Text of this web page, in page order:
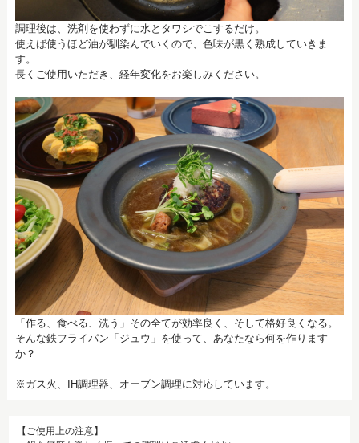
調理後は、洗剤を使わずに水とタワシでこするだけ。
使えば使うほど油が馴染んでいくので、色味が黒く熟成していきま
す。
長くご使用いただき、経年変化をお楽しみください。
「作る、食べる、洗う」その全てが効率良く、そして格好良くなる。
そんな鉄フライパン「ジュウ」を使って、あなたなら何を作ります
か？
※ガス火、IH調理器、オーブン調理に対応しています。
【ご使用上の注意】